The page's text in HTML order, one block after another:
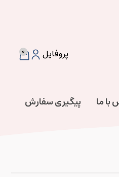
0 پروفایل
با ما پیگیری سفارش